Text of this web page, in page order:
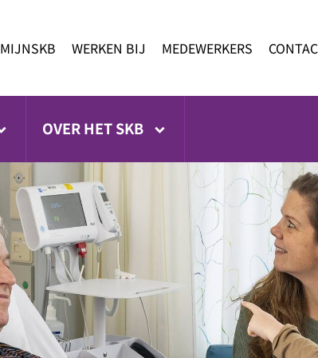
MIJNSKB WERKEN BIJ MEDEWERKERS
OVER HET SKB